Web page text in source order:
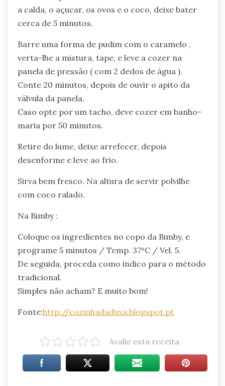
a calda, o açucar, os ovos e o coco, deixe bater
cerca de 5 minutos.
Barre uma forma de pudim com o caramelo ,
verta-lhe a mistura, tape, e leve a cozer na
panela de pressão ( com 2 dedos de água ).
Conte 20 minutos, depois de ouvir o apito da
válvula da panela.
Caso opte por um tacho, deve cozer em banho-
maria por 50 minutos.
Retire do lume, deixe arrefecer, depois
desenforme e leve ao frio.
Sirva bem fresco. Na altura de servir polvilhe
com coco ralado.
Na Bimby :
Coloque os ingredientes no copo da Bimby, e
programe 5 minutos / Temp. 37ºC / Vel. 5.
De seguida, proceda como indico para o método
tradicional.
Simples não acham? E muito bom!
Fonte:http://cozinhadaduxa.blogspot.pt
Avalie esta receita